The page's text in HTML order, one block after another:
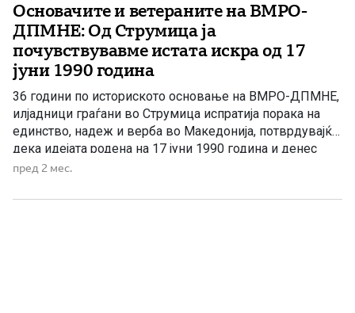
Основачите и ветераните на ВМРО-
ДПМНЕ: Од Струмица ја
почувствувавме истата искра од 17
јуни 1990 година
36 години по историското основање на ВМРО-ДПМНЕ,
илјадници граѓани во Струмица испратија порака на
единство, надеж и верба во Македонија, потврдувајќи
дека идејата родена на 17 јуни 1990 година и денес
живее со истата сила и енергија. 17 јуни 2026 година во
паметење. Ден исполнет со […]
пред 2 мес.